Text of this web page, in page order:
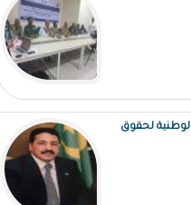
لحقوق